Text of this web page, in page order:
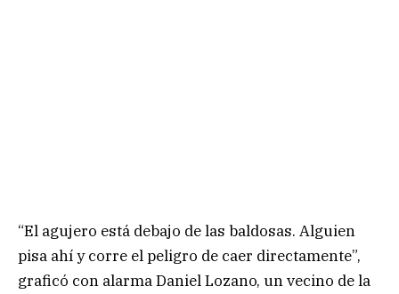
“El agujero está debajo de las baldosas. Alguien
pisa ahí y corre el peligro de caer directamente”,
graficó con alarma Daniel Lozano, un vecino de la